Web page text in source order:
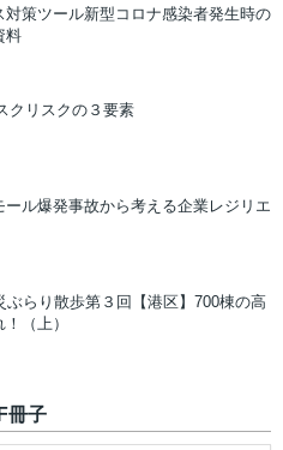
対策ツール新型コロナ感染者発生時の
料
ク リスクの３要素
ール爆発事故から考える企業レジリエ
ぶらり散歩第３回【港区】700棟の高
（上）
冊子